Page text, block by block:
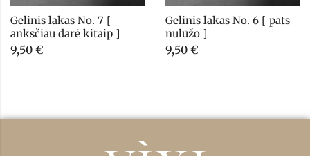
Gelinis lakas No. 7 [
anksčiau darė kitaip ]
9,50 €
Gelinis lakas No. 6 [ pats
nulūžo ]
9,50 €